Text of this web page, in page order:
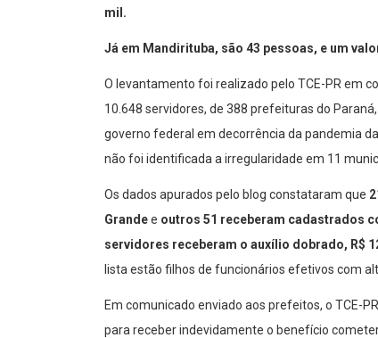
mil.
Já em Mandirituba, são 43 pessoas, e um
O levantamento foi realizado pelo TCE-PR em
10.648 servidores, de 388 prefeituras do
governo federal em decorrência da pandemia
não foi identificada a irregularidade em 11
Os dados apurados pelo blog constataram que
Grandee outros 51 receberam cadastrados
servidores receberam o auxílio dobrado, R$
lista estão filhos de funcionários efetivos com
Em comunicado enviado aos prefeitos, o TCE-
para receber indevidamente o benefício